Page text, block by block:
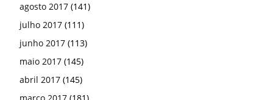
agosto 2017 (141)
julho 2017 (111)
junho 2017 (113)
maio 2017 (145)
abril 2017 (145)